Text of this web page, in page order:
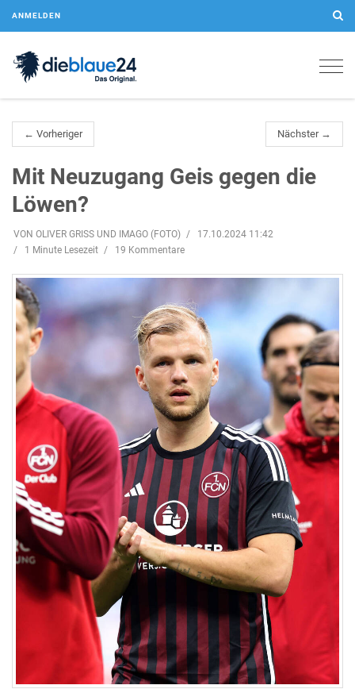
ANMELDEN
← Vorheriger Nächster →
Mit Neuzugang Geis gegen die
Löwen?
VON OLIVER GRISS UND IMAGO (FOTO)
17.10.2024 11:42
1 Minute Lesezeit
19 Kommentare